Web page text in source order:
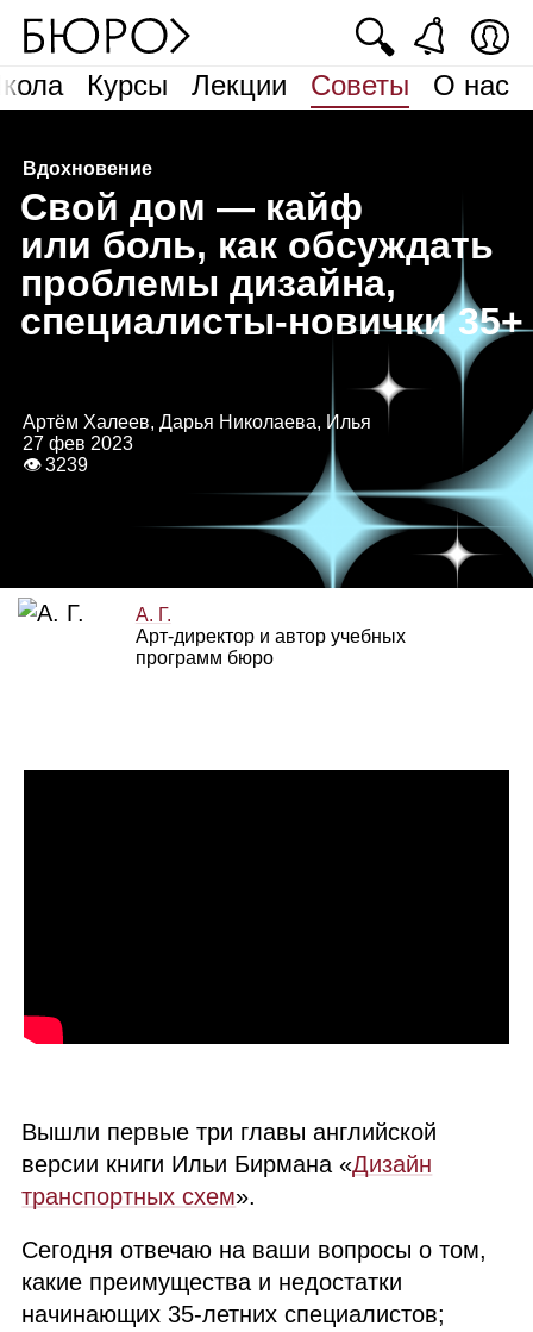
Курсы Лекции Советы О нас
🔍
Вдохновение
Свой дом — кайф
или боль, как обсуждать
проблемы дизайна,
специалисты‑новички 35+
Артём Халеев, Дарья Николаева, Илья
27 фев 2023
👁 3239
А. Г.
Арт‑директор и автор учебных
программ бюро
Вышли первые три главы английской
версии книги Ильи Бирмана «Дизайн
транспортных схем».
Сегодня отвечаю на ваши вопросы о том,
какие преимущества и недостатки
начинающих 35‑летних специалистов;